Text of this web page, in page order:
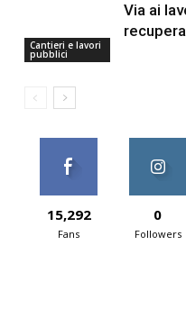
Cantieri e lavori
pubblici
Via ai
15,292
Fans
0
Followers